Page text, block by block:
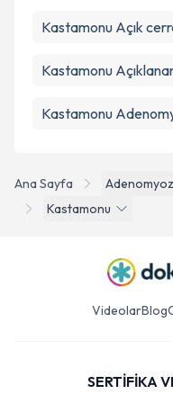
Ana Sayfa
Kastamonu
Kastamonu Açık
Kastamonu
Kastamonu
VideolarBlog
SERTİFİKA